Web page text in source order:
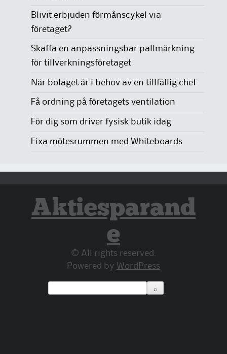
Blivit erbjuden förmånscykel via
företaget?
Skaffa en anpassningsbar pallmärkning
för tillverkningsföretaget
När bolaget är i behov av en tillfällig chef
Få ordning på företagets ventilation
För dig som driver fysisk butik idag
Fixa mötesrummen med Whiteboards
Aktiesparand
e
© All rights reserved.
Powered by WordPress